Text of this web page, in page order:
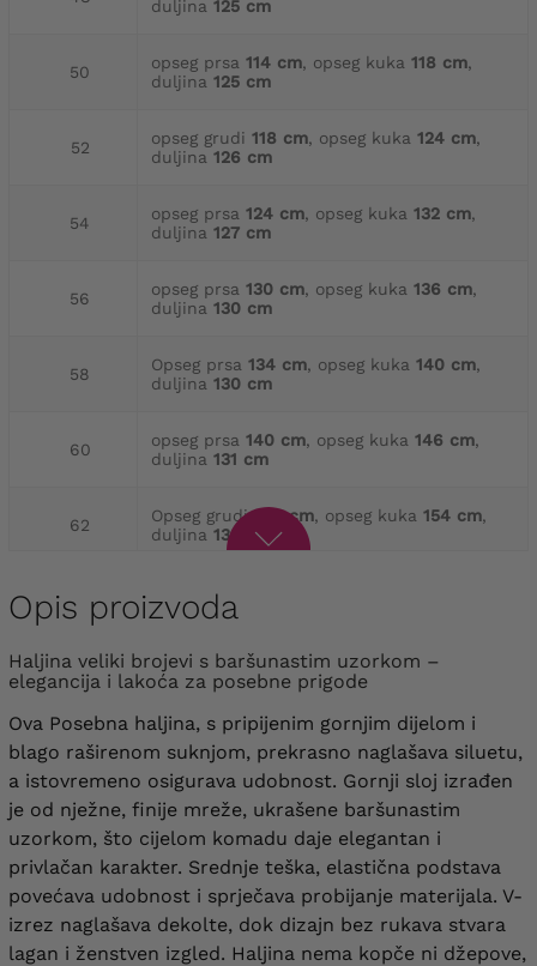
duljina 125 cm
50 opseg prsa 114 cm, opseg kuka 118 cm,
duljina 125 cm
52 opseg grudi 118 cm, opseg kuka 124 cm,
duljina 126 cm
54 opseg prsa 124 cm, opseg kuka 132 cm,
duljina 127 cm
56 opseg prsa 130 cm, opseg kuka 136 cm,
duljina 130 cm
58 Opseg prsa 134 cm, opseg kuka 140 cm,
duljina 130 cm
60 opseg prsa 140 cm, opseg kuka 146 cm,
duljina 131 cm
62 Opseg grudi 148 cm, opseg kuka 154 cm,
duljina 132 cm
64 opseg prsa
duljina 135 cm
Opis proizvoda
Haljina veliki brojevi s baršunastim uzorkom –
elegancija i lakoća za posebne prigode
Ova Posebna haljina, s pripijenim gornjim dijelom i
blago raširenom suknjom, prekrasno naglašava siluetu,
a istovremeno osigurava udobnost. Gornji sloj izrađen
je od nježne, finije mreže, ukrašene baršunastim
uzorkom, što cijelom komadu daje elegantan i
privlačan karakter. Srednje teška, elastična podstava
povećava udobnost i sprječava probijanje materijala. V-
izrez naglašava dekolte, dok dizajn bez rukava stvara
lagan i ženstven izgled. Haljina nema kopče ni džepove,